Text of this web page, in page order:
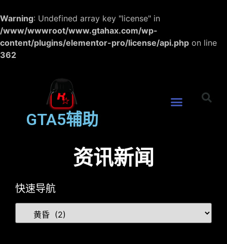
Warning: Undefined array key "license" in
/www/wwwroot/www.gtahax.com/wp-
content/plugins/elementor-pro/license/api.php on line
362
GTA5辅助
资讯新闻
快速导航